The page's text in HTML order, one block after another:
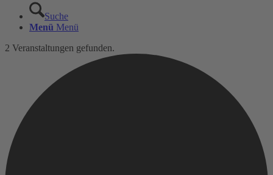
Suche
Menü Menü
2 Veranstaltungen gefunden.